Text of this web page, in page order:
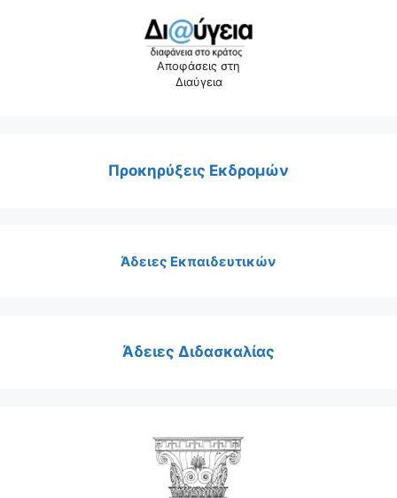
Αποφάσεις στη
Διαύγεια
Προκηρύξεις Εκδρομών
Άδειες Εκπαιδευτικών
Άδειες Διδασκαλίας